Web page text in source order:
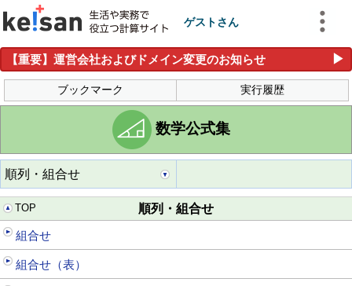
ゲストさん
【重要】運営会社およびドメイン変更のお知らせ ▶
ブックマーク 実行履歴
数学公式集
順列・組合せ
TOP
順列・組合せ
組合せ
組合せ（表）